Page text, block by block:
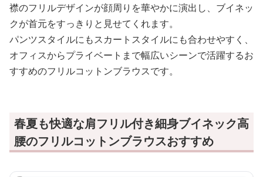
襟のフリルデザインが顔周りを華やかに演出し、ブイネッ
クが首元をすっきりと見せてくれます。
パンツスタイルにもスカートスタイルにも合わせやすく、
オフィスからプライベートまで幅広いシーンで活躍するお
すすめのフリルコットンブラウスです。
春夏も快適な肩フリル付き細身ブイネック高
腰のフリルコットンブラウスおすすめ